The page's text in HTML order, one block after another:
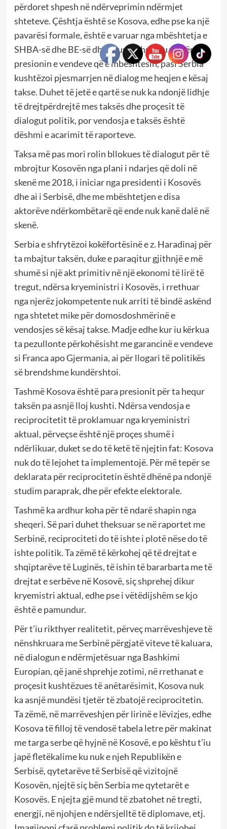
përdoret shpesh në ndërveprimin ndërmjet
shteteve. Çështja është se Kosova, edhe pse ka një
pavarësi formale, është e varuar nga mbështetja e
SHBA-së dhe BE-së dhe shumë shpejt u vu nën
presionin e vendeve që e mbështesin, pasi Serbia
kushtëzoi pjesmarrjen në dialog me heqjen e kësaj
takse. Duhet të jetë e qartë se nuk ka ndonjë lidhje
të drejtpërdrejtë mes taksës dhe proçesit të
dialogut politik, por vendosja e taksës është
dëshmi e acarimit të raporteve.
Taksa më pas mori rolin bllokues të dialogut për të
mbrojtur Kosovën nga plani i ndarjes që doli në
skenë me 2018, i iniciar nga presidenti i Kosovës
dhe ai i Serbisë, dhe me mbështetjen e disa
aktorëve ndërkombëtarë që ende nuk kanë dalë në
skenë.
Serbia e shfrytëzoi kokëfortësinë e z. Haradinaj për
ta mbajtur taksën, duke e paraqitur gjithnjë e më
shumë si një akt primitiv në një ekonomi të lirë të
tregut, ndërsa kryeministri i Kosovës, i rrethuar
nga njerëz jokompetente nuk arriti të bindë askënd
nga shtetet mike për domosdoshmërinë e
vendosjes së kësaj takse. Madje edhe kur iu kërkua
ta pezullonte përkohësisht me garancinë e vendeve
si Franca apo Gjermania, ai për llogari të politikës
së brendshme kundërshtoi.
Tashmë Kosova është para presionit për ta hequr
taksën pa asnjë lloj kushti. Ndërsa vendosja e
reciprocitetit të proklamuar nga kryeministri
aktual, përveçse është një proçes shumë i
ndërlikuar, duket se do të ketë të njejtin fat: Kosova
nuk do të lejohet ta implementojë. Për më tepër se
deklarata për reciprocitetin është dhënë pa ndonjë
studim paraprak, dhe për efekte elektorale.
Tashmë ka ardhur koha për të ndarë shapin nga
sheqeri. Së pari duhet theksuar se në raportet me
Serbinë, reciprociteti do të ishte i plotë nëse do të
ishte politik. Ta zëmë të kërkohej që të drejtat e
shqiptarëve të Luginës, të ishin të bararbarta me të
drejtat e serbëve në Kosovë, siç shprehej dikur
kryemistri aktual, edhe pse i vëtëdijshëm se kjo
është e pamundur.
Për t’iu rikthyer realitetit, përveç marrëveshjeve të
nënshkruara me Serbinë përgjatë viteve të kaluara,
në dialogun e ndërmjetësuar nga Bashkimi
Europian, që janë shprehje zotimi, në rrethanat e
proçesit kushtëzues të anëtarësimit, Kosova nuk
ka asnjë mundësi tjetër të zbatojë reciprocitetin.
Ta zëmë, në marrëveshjen për lirinë e lëvizjes, edhe
Kosova të filloj të vendosë tabela letre për makinat
me targa serbe që hyjnë në Kosovë, e po kështu t’iu
japë fletëkalime ku nuk e njeh Republikën e
Serbisë, qytetarëve të Serbisë që vizitojnë
Kosovën, njejtë siç bën Serbia me qytetarët e
Kosovës. E njejta gjë mund të zbatohet në tregti,
energji, në njohjen e ndërsjelltë të diplomave, etj.